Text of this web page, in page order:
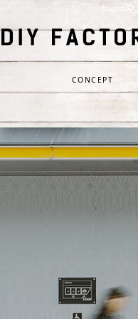
CONCEPT